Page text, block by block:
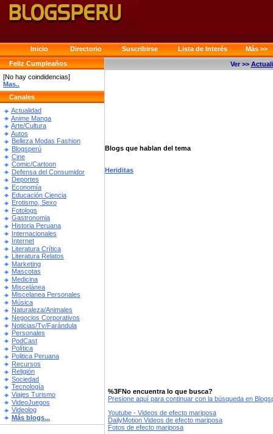
Inicio Directorio Suscribirse Lista de Interés
Más >>
Feliz Cumpleaños
[No hay coindidencias]
Mas..
Canales
Actualidad
Anime Manga
Arte/Cultura
Autos
Belleza Modas Fashion
Blogsperú
Cine
Comic/Cartoon
Defensa del Consumidor
Deportes
Economía
Educación Ciencia
Erotismo, Sexo
Fotologs
Gastronomia
Historia Peruana
Internacionales
Internet
Literatura Crítica
Literatura Relatos
Marketing
Mascotas
Medicina
Miscelánea
Miscelanea Personales
Música
Naturaleza/Animales
Negocios Corporativos
Noticias/Tv/Farándula
Personales
PodCast
Política
Politica Peruana
Recursos
Religión
Sociedad
Tecnología
Viajes Turismo
VideoJuegos
Videolog
Más blogs...
Ver >>
Blogs que hablan del tema
Heriditas
%3FNo encuentra lo que busca?
Presione aquí para continuar con la búsqueda en
Youtube - Videos de efecto mariposa
DailyMotion Videos de efecto mariposa
Fotos de efecto mariposa